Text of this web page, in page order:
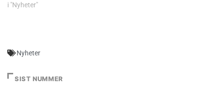
i "Nyheter"
Nyheter
SIST NUMMER